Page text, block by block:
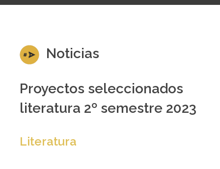
Noticias
Proyectos seleccionados
literatura 2º semestre 2023
Literatura